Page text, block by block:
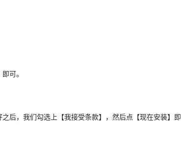
可。
后，我们勾选上【我接受条款】，然后点【现在安装】即